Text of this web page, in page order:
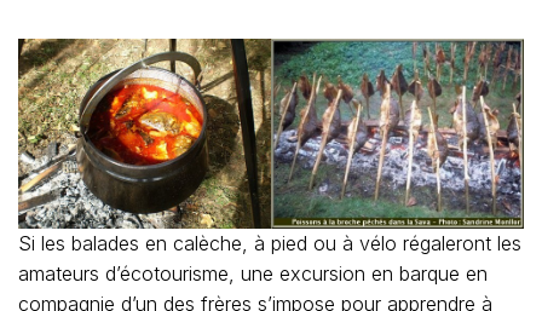
Si les balades en calèche, à pied ou à vélo régaleront les
amateurs d’écotourisme, une excursion en barque en
compagnie d’un des frères s’impose pour apprendre à